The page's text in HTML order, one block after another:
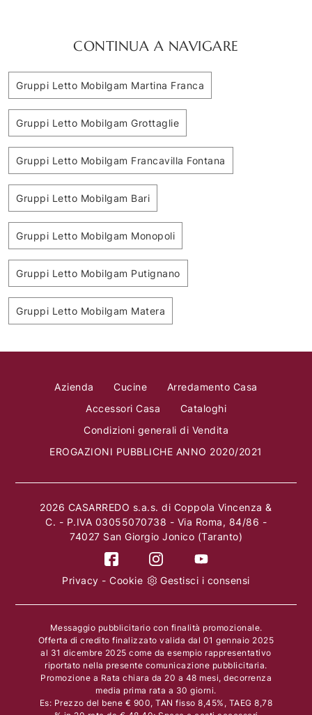
CONTINUA A NAVIGARE
Gruppi Letto Mobilgam Martina Franca
Gruppi Letto Mobilgam Grottaglie
Gruppi Letto Mobilgam Francavilla Fontana
Gruppi Letto Mobilgam Bari
Gruppi Letto Mobilgam Monopoli
Gruppi Letto Mobilgam Putignano
Gruppi Letto Mobilgam Matera
Azienda Cucine
Arredamento Casa
Accessori Casa
Cataloghi
Condizioni generali di Vendita
EROGAZIONI PUBBLICHE ANNO 2020/2021
2026 CASARREDO s.a.s. di Coppola Vincenza &
C. - P.IVA 03055070738 - Via Roma, 84/86 -
74027 San Giorgio Jonico (Taranto)
Privacy -Cookie Gestisci i consensi
Messaggio pubblicitario con finalità promozionale.
Offerta di credito finalizzato valida dal 01 gennaio 2025
al 31 dicembre 2025 come da esempio rappresentativo
riportato nella presente comunicazione pubblicitaria.
Promozione a Rata chiara da 20 a 48 mesi, decorrenza
media prima rata a 30 giorni.
Es: Prezzo del bene € 900, TAN fisso 8,45%, TAEG 8,78